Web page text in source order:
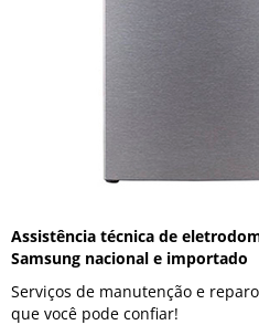
Assistência técnica de
Samsung nacional e importado
Serviços de manutenção e
que você pode confiar!